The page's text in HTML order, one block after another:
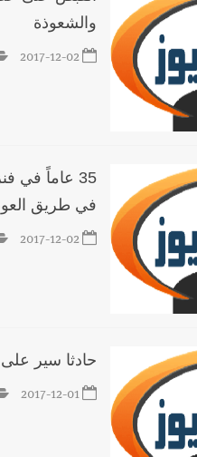
والشعوذة
2017-12-02
35 عاماً
في طريق
2017-12-02
حادثا سير
2017-12-01